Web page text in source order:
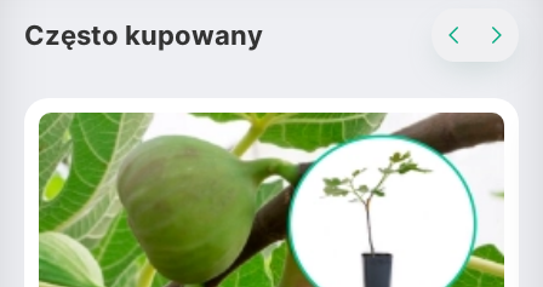
Często kupowany